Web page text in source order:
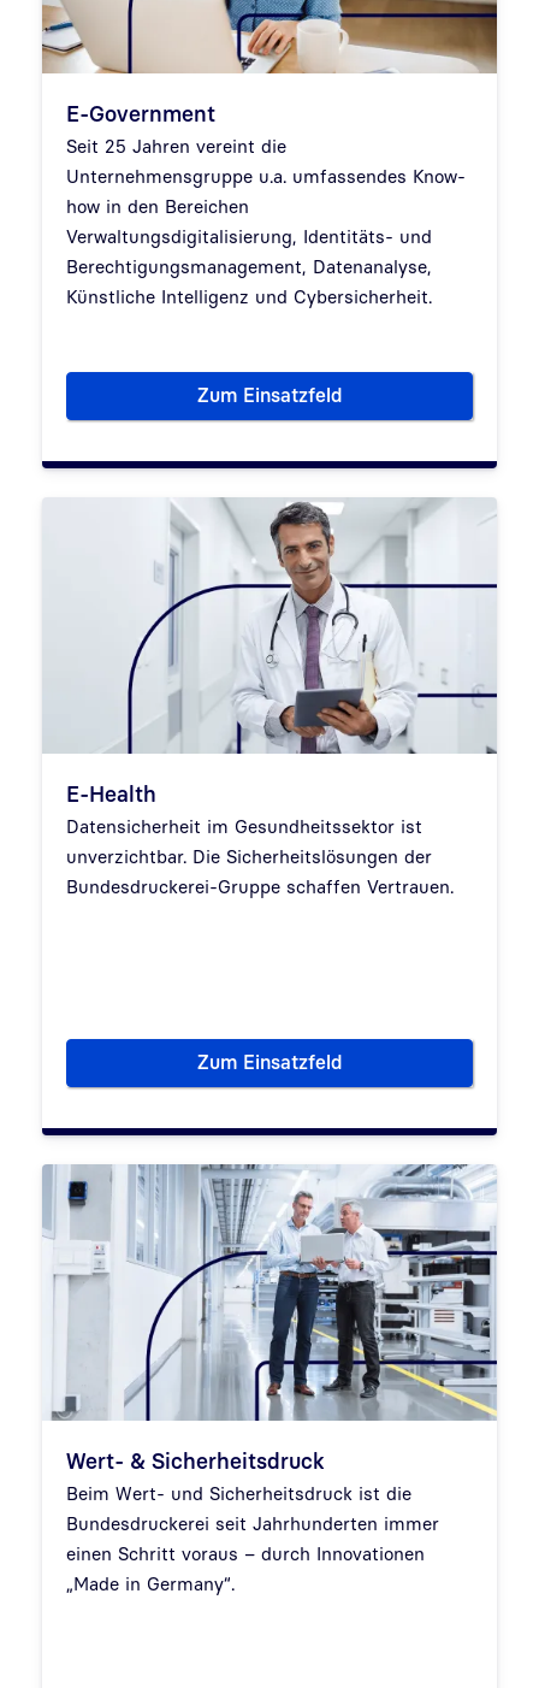
E-Government
Seit 25 Jahren vereint die
Unternehmensgruppe u.a. umfassendes Know-
how in den Bereichen
Verwaltungsdigitalisierung, Identitäts- und
Berechtigungsmanagement, Datenanalyse,
Künstliche Intelligenz und Cybersicherheit.
Zum Einsatzfeld
E-Government
E-Health
Datensicherheit im Gesundheitssektor ist
unverzichtbar. Die Sicherheitslösungen der
Bundesdruckerei-Gruppe schaffen Vertrauen.
Zum Einsatzfeld
E-Health
Wert- & Sicherheitsdruck
Beim Wert- und Sicherheitsdruck ist die
Bundesdruckerei seit Jahrhunderten immer
einen Schritt voraus – durch Innovationen
„Made in Germany“.